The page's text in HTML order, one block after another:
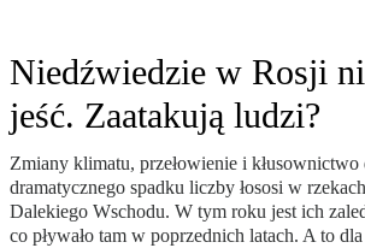
Niedźwiedzie w Rosji
jeść. Zaatakują ludzi?
Zmiany klimatu, przełowienie i kłusownictwo
dramatycznego spadku liczby łososi w
Dalekiego Wschodu. W tym roku jest ich
co pływało tam w poprzednich latach. A to